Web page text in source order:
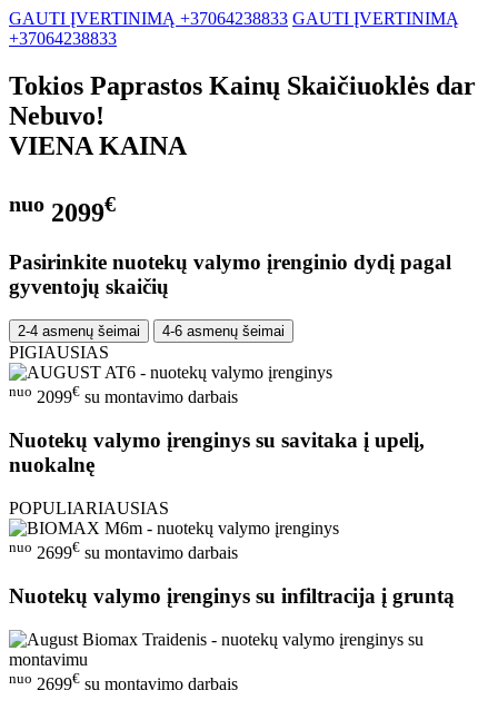
GAUTI ĮVERTINIMĄ +37064238833 GAUTI ĮVERTINIMĄ
+37064238833
Tokios Paprastos Kainų Skaičiuoklės dar
Nebuvo!
VIENA KAINA
nuo 2099€
Pasirinkite nuotekų valymo įrenginio dydį pagal
gyventojų skaičių
2-4 asmenų šeimai 4-6 asmenų šeimai
PIGIAUSIAS
nuo 2099€ su montavimo darbais
Nuotekų valymo įrenginys su savitaka į upelį,
nuokalnę
POPULIARIAUSIAS
nuo 2699€ su montavimo darbais
Nuotekų valymo įrenginys su infiltracija į gruntą
nuo 2699€ su montavimo darbais